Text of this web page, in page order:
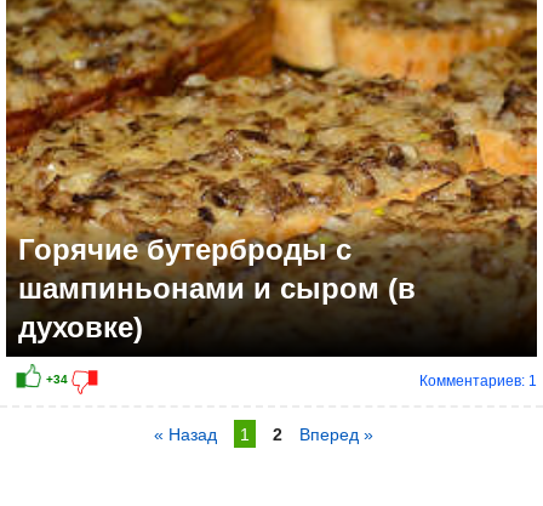
Горячие бутерброды с
шампиньонами и сыром (в
духовке)
Комментариев: 1
« Назад 1 2 Вперед »